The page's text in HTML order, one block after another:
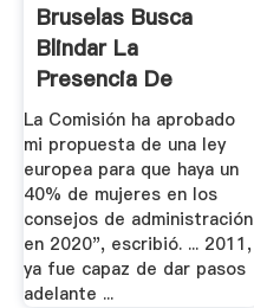
Bruselas Busca
Blindar La
Presencia De
Mujeres En
Consejos ...
La Comisión ha aprobado
mi propuesta de una ley
europea para que haya un
40% de mujeres en los
consejos de administración
en 2020", escribió. ... 2011,
ya fue capaz de dar pasos
adelante ...